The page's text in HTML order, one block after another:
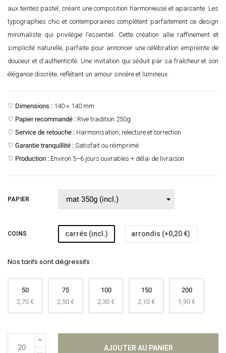
aux teintes pastel, créant une composition harmonieuse et apaisante. Les
typographies chic et contemporaines complètent parfaitement ce design
minimaliste qui privilégie l'essentiel. Cette création allie raffinement et
simplicité naturelle, parfaite pour annoncer une célébration empreinte de
douceur et d'authenticité. Une invitation qui séduit par sa fraîcheur et son
élégance discrète, reflétant un amour sincère et lumineux.
♡ Dimensions : 140 × 140 mm
♡ Papier recommandé : Rive tradition 250g
♡ Service de retouche : Harmonisation, relecture et correction
♡ Garantie tranquillité : Satisfait ou réimprimé
♡ Production : Environ 5–6 jours ouvrables + délai de livraison
PAPIER
COINS carrés (incl.) arrondis (+0,20 €)
Nos tarifs sont dégressifs :
50
2,70 €
75
2,50 €
100
2,30 €
150
2,10 €
200
1,90 €
AJOUTER AU PANIER